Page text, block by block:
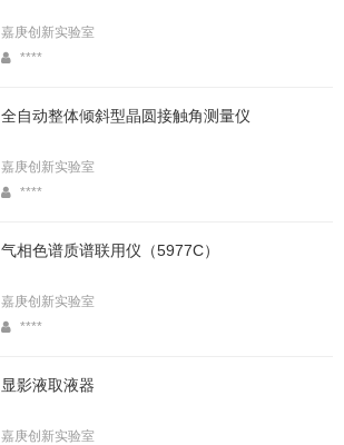
嘉庚创新实验室
****
全自动整体倾斜型晶圆接触角测量仪
嘉庚创新实验室
****
气相色谱质谱联用仪（5977C）
嘉庚创新实验室
****
显影液取液器
嘉庚创新实验室